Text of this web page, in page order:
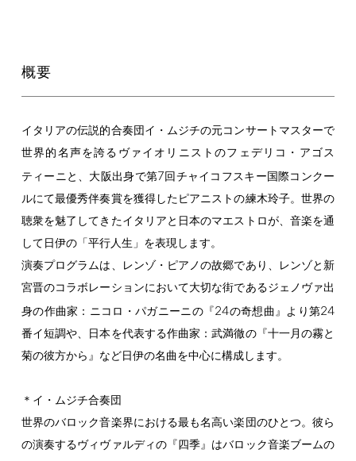
概要
イタリアの伝説的合奏団イ・ムジチの元コンサートマスターで
世界的名声を誇るヴァイオリニストのフェデリコ・アゴス
ティーニと、大阪出身で第7回チャイコフスキー国際コンクー
ルにて最優秀伴奏賞を獲得したピアニストの練木玲子。世界の
聴衆を魅了してきたイタリアと日本のマエストロが、音楽を通
して日伊の「平行人生」を表現します。
演奏プログラムは、レンゾ・ピアノの故郷であり、レンゾと新
宮晋のコラボレーションにおいて大切な街であるジェノヴァ出
身の作曲家：ニコロ・パガニーニの『24の奇想曲』より第24
番イ短調や、日本を代表する作曲家：武満徹の『十一月の霧と
菊の彼方から』など日伊の名曲を中心に構成します。
＊イ・ムジチ合奏団
世界のバロック音楽界における最も名高い楽団のひとつ。彼ら
の演奏するヴィヴァルディの『四季』はバロック音楽ブームの